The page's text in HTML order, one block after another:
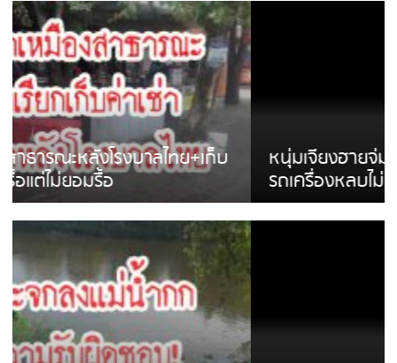
หนุ่มเจียงฮายจ่ม พบถังน้ำดื่มตกกลางถนน
รถเครื่องหลบไม่ทันล้มบาดเจ็บ